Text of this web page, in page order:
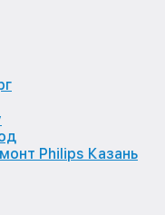
Philips Казань